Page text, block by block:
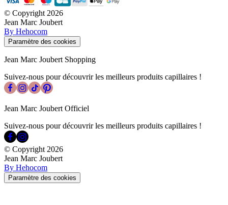
© Copyright 2026
Jean Marc Joubert
By Hehocom
Paramètre des cookies
Jean Marc Joubert Shopping
Suivez-nous pour découvrir les meilleurs produits capillaires !
Jean Marc Joubert Officiel
Suivez-nous pour découvrir les meilleurs produits capillaires !
© Copyright 2026
Jean Marc Joubert
By Hehocom
Paramètre des cookies